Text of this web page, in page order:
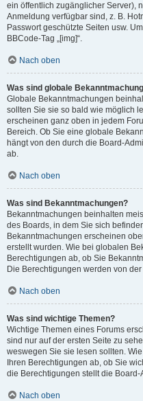
ein öffentlich zugänglicher Server),
Anmeldung verfügbar sind, z. B.
Passwort geschützte Seiten usw.
BBCode-Tag „[img]“.
Nach oben
Was sind globale
Globale Bekanntmachungen
sollten Sie sie so bald wie möglich
erscheinen ganz oben in jedem
Bereich. Ob Sie eine globale
hängt von den durch die Board-
ab.
Nach oben
Was sind Bekanntmachungen?
Bekanntmachungen beinhalten
des Boards, in dem Sie sich
Bekanntmachungen erscheinen
erstellt wurden. Wie bei globalen
Berechtigungen ab, ob Sie
Die Berechtigungen werden von
Nach oben
Was sind wichtige Themen?
Wichtige Themen eines Forums
sind nur auf der ersten Seite zu
weswegen Sie sie lesen sollten.
Ihren Berechtigungen ab, ob Sie
die Berechtigungen stellt die
Nach oben